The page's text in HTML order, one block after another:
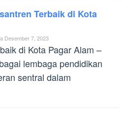
Terbaik di Kota
Desember 7, 2023
di Kota Pagar Alam –
lembaga pendidikan
sentral dalam